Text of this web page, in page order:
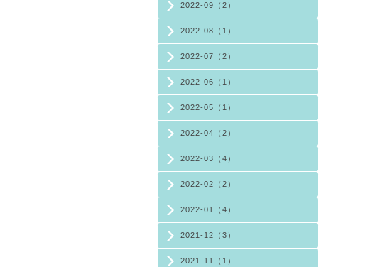
2022-09（2）
2022-08（1）
2022-07（2）
2022-06（1）
2022-05（1）
2022-04（2）
2022-03（4）
2022-02（2）
2022-01（4）
2021-12（3）
2021-11（1）